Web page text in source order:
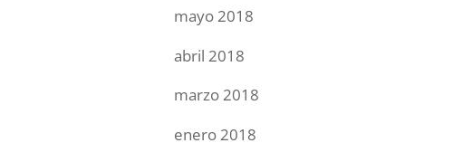
mayo 2018
abril 2018
marzo 2018
enero 2018